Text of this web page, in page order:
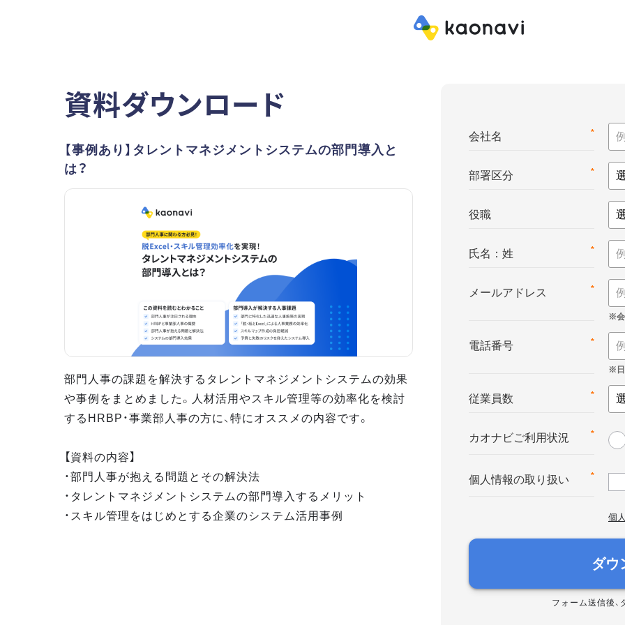
資料ダウンロード
【事例あり】タレントマネジメントシステムの部門導入と
は？
部門人事の課題を解決するタレントマネジメントシステムの効果
や事例をまとめました。人材活用やスキル管理等の効率化を検討
するHRBP・事業部人事の方に、特にオススメの内容です。
【資料の内容】
・部門人事が抱える問題とその解決法
・タレントマネジメントシステムの部門導入するメリット
・スキル管理をはじめとする企業のシステム活用事例
*
会社名
*
部署区分
役職
*
氏名：姓
*
メールアドレス
*
電話番号
*
従業員数
*
カオナビご利用状況
*
個人情報の取り扱い
個
ダウ
フォーム送信後